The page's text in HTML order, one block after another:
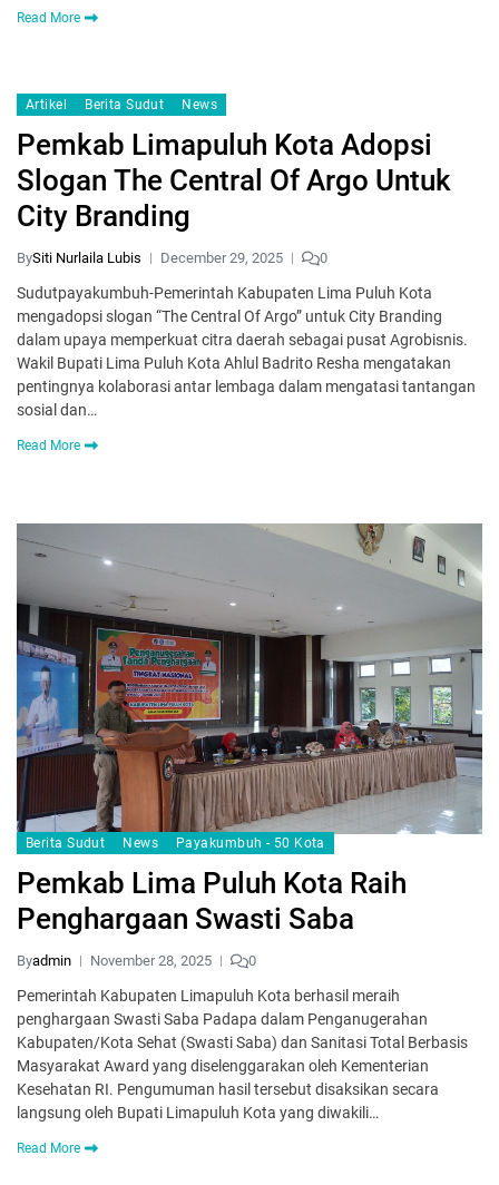
Read More
Artikel Berita Sudut News
Pemkab Limapuluh Kota Adopsi
Slogan The Central Of Argo Untuk
City Branding
BySiti Nurlaila Lubis December 29, 2025 0
Sudutpayakumbuh-Pemerintah Kabupaten Lima Puluh Kota
mengadopsi slogan “The Central Of Argo” untuk City Branding
dalam upaya memperkuat citra daerah sebagai pusat Agrobisnis.
Wakil Bupati Lima Puluh Kota Ahlul Badrito Resha mengatakan
pentingnya kolaborasi antar lembaga dalam mengatasi tantangan
sosial dan…
Read More
Berita Sudut News Payakumbuh - 50 Kota
Pemkab Lima Puluh Kota Raih
Penghargaan Swasti Saba
Byadmin November 28, 2025 0
Pemerintah Kabupaten Limapuluh Kota berhasil meraih
penghargaan Swasti Saba Padapa dalam Penganugerahan
Kabupaten/Kota Sehat (Swasti Saba) dan Sanitasi Total Berbasis
Masyarakat Award yang diselenggarakan oleh Kementerian
Kesehatan RI. Pengumuman hasil tersebut disaksikan secara
langsung oleh Bupati Limapuluh Kota yang diwakili…
Read More